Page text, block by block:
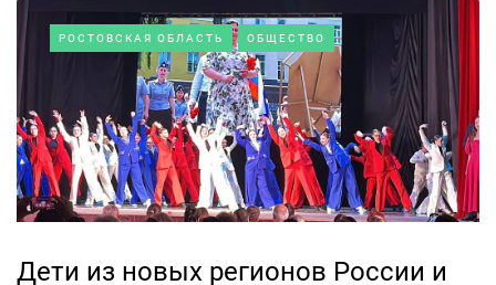
РОСТОВСКАЯ ОБЛАСТЬ ОБЩЕСТВО
Дети из новых регионов России и